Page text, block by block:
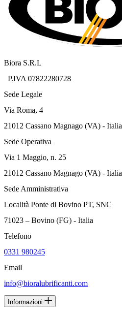
Biora S.R.L
P.IVA 07822280728
Sede Legale
Via Roma, 4
21012 Cassano Magnago (VA) - Italia
Sede Operativa
Via 1 Maggio, n. 25
21012 Cassano Magnago (VA) - Italia
Sede Amministrativa
Località Ponte di Bovino PT, SNC
71023 – Bovino (FG) - Italia
Telefono
0331 980245
Email
info@bioralubrificanti.com
Informazioni